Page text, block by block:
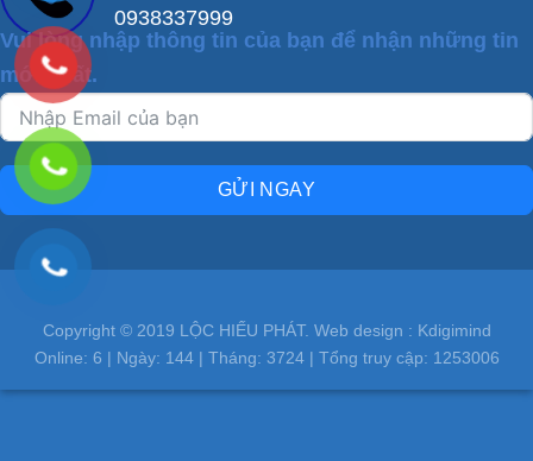
0938337999
Vui lòng nhập thông tin của bạn để nhận những tin
mới nhất.
GỬI NGAY
Copyright © 2019 LỘC HIẾU PHÁT. Web design : Kdigimind
Online: 6 | Ngày: 144| Tháng: 3724| Tổng truy cập: 1253006